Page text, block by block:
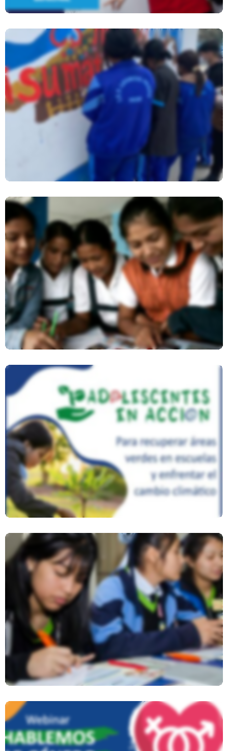
Concurso De Murales
Ambientalistas San Juan De
Miraflores
Presentación Encuesta Sobre
Educación Sexual Integral – ESI
Adolescentes En Acción Para
Enfrentar El Cambio Climático
NNA Informan Sobre La Situación
De Los Derechos Humanos En El
Perú